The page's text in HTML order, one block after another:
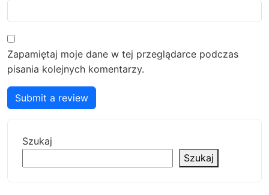
Zapamiętaj moje dane w tej przeglądarce podczas
pisania kolejnych komentarzy.
Submit a review
Szukaj
Szukaj